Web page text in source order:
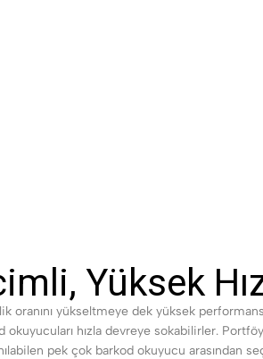
Yüksek
yükseltmeye dek yüksek
okuyucuları hızla devreye sokabilirler.
pek çok barkod okuyucu arasından